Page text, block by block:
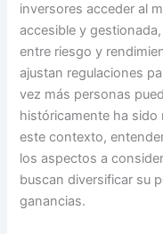
inversores acceder al
accesible y
entre riesgo y
ajustan regulaciones
vez más personas
históricamente ha sido
este contexto,
los aspectos a
buscan diversificar su
ganancias.